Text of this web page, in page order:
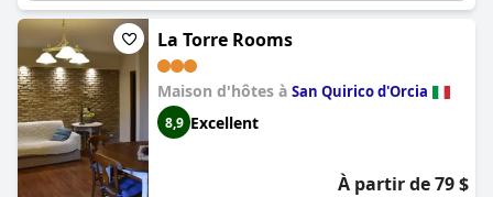
La Torre Rooms
Maison d'hôtes à San Quirico d'Orcia
8,9 Excellent
À partir de 79 $